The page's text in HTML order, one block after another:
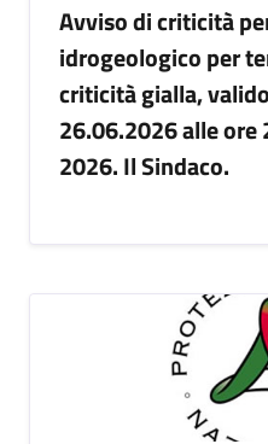
Avviso di criticità
idrogeologico per
criticità gialla,
26.06.2026 alle
2026. Il Sindaco.